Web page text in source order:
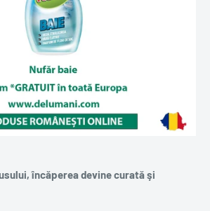
încăperea devine curată şi